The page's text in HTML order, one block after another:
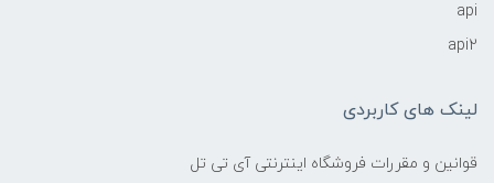
api
api2
لینک های کاربردی
قوانین و مقررات فروشگاه اینترنتی آی تی تل